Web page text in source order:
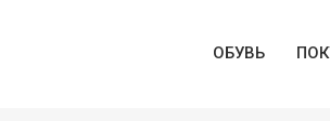
SKIP TO PRIMARY
SKIP TO SECONDARY
ОБУВЬ